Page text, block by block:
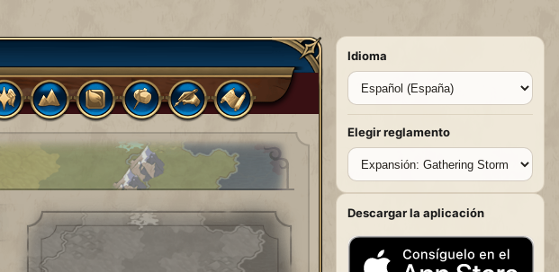
Idioma
Elegir reglamento
Descargar la aplicación